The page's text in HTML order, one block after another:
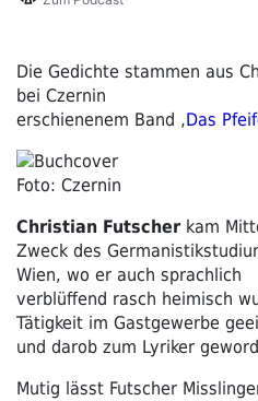
Die Gedichte stammen aus
bei Czernin
erschienenem Band ‚Das
Foto: Czernin
Christian Futscher kam
Zweck des
Wien, wo er auch sprachlich
verblüffend rasch heimisch
Tätigkeit im Gastgewerbe
und darob zum Lyriker
Mutig lässt Futscher